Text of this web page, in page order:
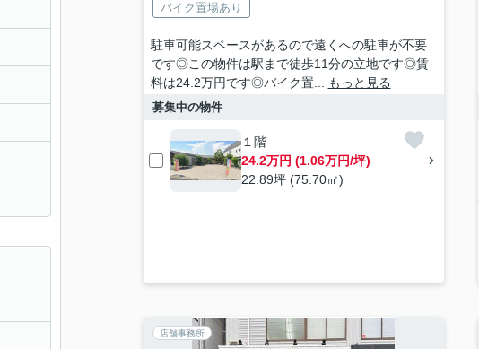
バイク置場あり
駐車可能スペースがあるので遠くへの駐車が不要
です◎この物件は駅まで徒歩11分の立地です◎賃
料は24.2万円です◎バイク置...
もっと見る
募集中の物件
１階
24.2万円 (1.06万円/坪)
22.89坪 (75.70㎡)
店舗事務所